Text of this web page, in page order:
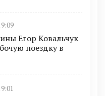
Егор Ковальчук
поездку в